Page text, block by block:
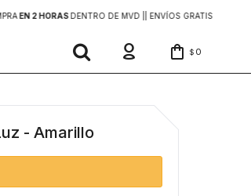
EN 2 HORASDENTRO DE MVD | | ENVÍOS GRATIS
$ 0
- Amarillo